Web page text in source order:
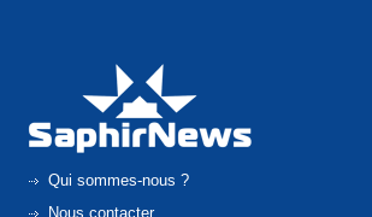
Qui sommes-nous ?
Nous contacter